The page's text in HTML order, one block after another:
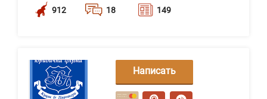
912 18 149
Написать
сообщение